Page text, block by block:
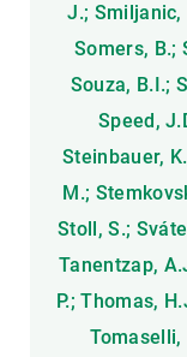
J.; Smiljanic,
Somers, B.;
Souza, B.I.;
Speed,
Steinbauer,
M.;
Stoll, S.;
Tanentzap,
P.; Thomas,
Tomaselli,